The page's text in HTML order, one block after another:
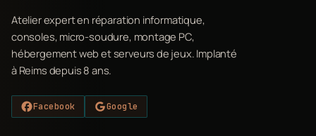
Atelier expert en réparation informatique,
consoles, micro-soudure, montage PC,
hébergement web et serveurs de jeux. Implanté
à Reims depuis 8 ans.
Facebook Google